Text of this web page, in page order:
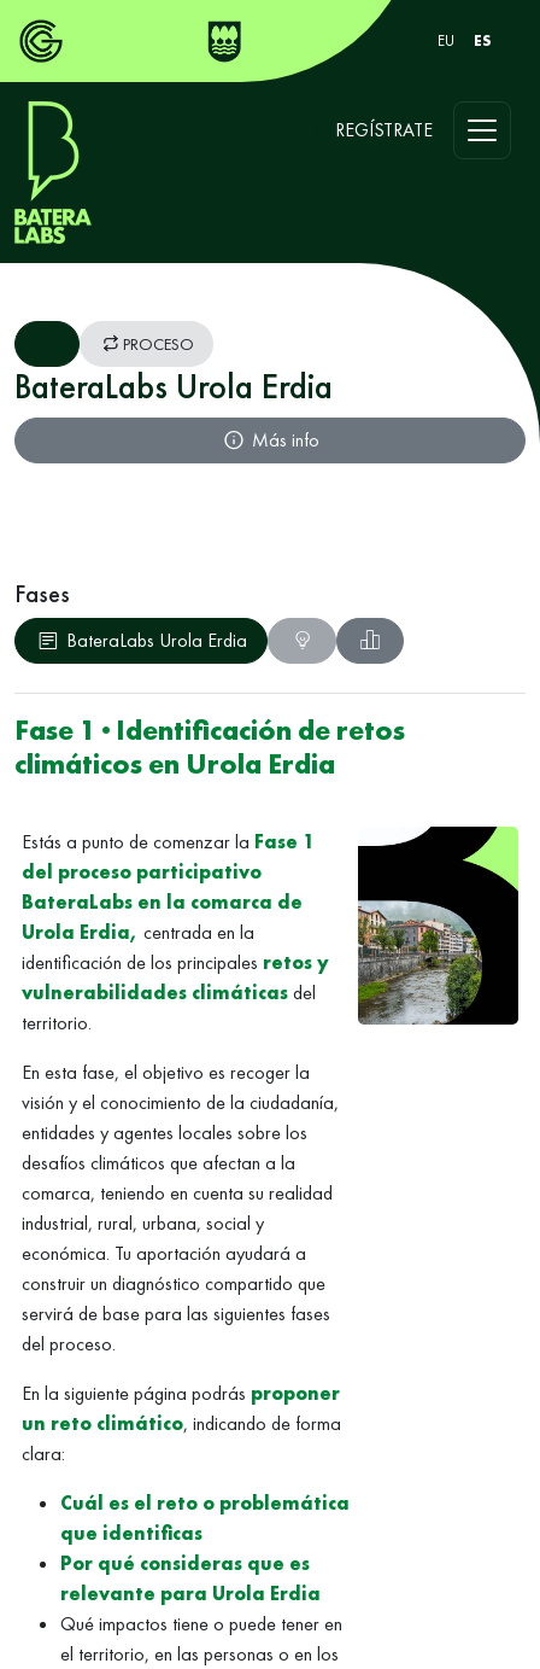
EU ES
REGÍSTRATE
PROCESO
BateraLabs Urola Erdia
Más info
Fases
BateraLabs Urola Erdia
Fase 1 · Identificación de retos
climáticos en Urola Erdia
Estás a punto de comenzar la Fase 1
del proceso participativo
BateraLabs en la comarca de
Urola Erdia, centrada en la
identificación de los principales retos y
vulnerabilidades climáticasdel
territorio.
En esta fase, el objetivo es recoger la
visión y el conocimiento de la ciudadanía,
entidades y agentes locales sobre los
desafíos climáticos que afectan a la
comarca, teniendo en cuenta su realidad
industrial, rural, urbana, social y
económica. Tu aportación ayudará a
construir un diagnóstico compartido que
servirá de base para las siguientes fases
del proceso.
En la siguiente página podrás proponer
un reto climático, indicando de forma
clara:
Cuál es el reto o problemática
que identificas
Por qué consideras que es
relevante para Urola Erdia
Qué impactos tiene o puede tener en
el territorio, en las personas o en los